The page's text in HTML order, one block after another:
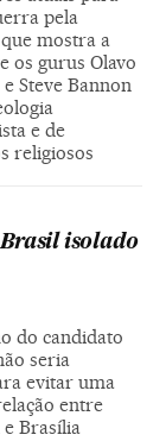
pela
mostra a
os gurus Olavo
Steve Bannon
e de
religiosos
isolado
do candidato
seria
evitar uma
entre
Brasília